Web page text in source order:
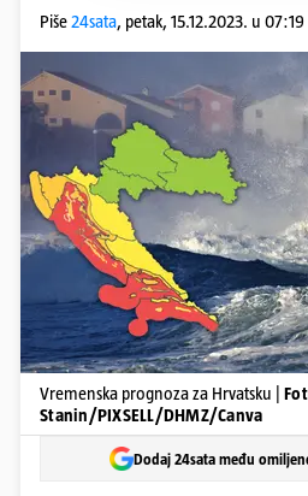
Piše24sata, petak, 15.12.2023. u 07:19
Vremenska prognoza za Hrvatsku |
Stanin/PIXSELL/DHMZ/Canva
Dodaj 24sata među